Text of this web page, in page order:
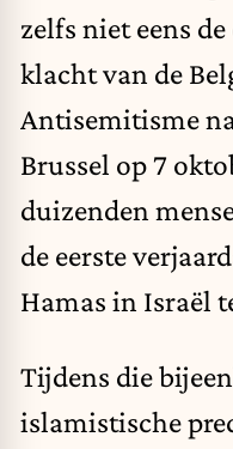
zelfs niet eens
klacht van de
Antisemitisme
Brussel op 7
duizenden
de eerste
Hamas in Israël
Tijdens die
islamistische